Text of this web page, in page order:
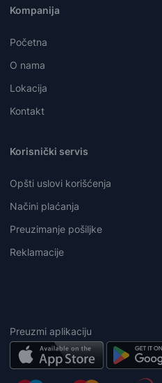
Kompanija
Početna
O nama
Lokacija
Kontakt
Korisnički servis
Opšti uslovi korišćenja
Načini plaćanja
Preuzimanje pošiljke
Reklamacije
Preuzmi aplikaciju